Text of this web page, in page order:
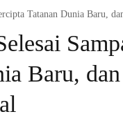
Tatanan Dunia Baru,
Baru, dan